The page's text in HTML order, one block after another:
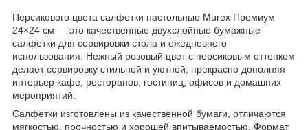
Персикового цвета салфетки настольные Murex Премиум
24×24 см — это качественные двухслойные бумажные
салфетки для сервировки стола и ежедневного
использования. Нежный розовый цвет с персиковым оттенком
делает сервировку стильной и уютной, прекрасно дополняя
интерьер кафе, ресторанов, гостиниц, офисов и домашних
мероприятий.
Салфетки изготовлены из качественной бумаги, отличаются
мягкостью, прочностью и хорошей впитываемостью. Формат